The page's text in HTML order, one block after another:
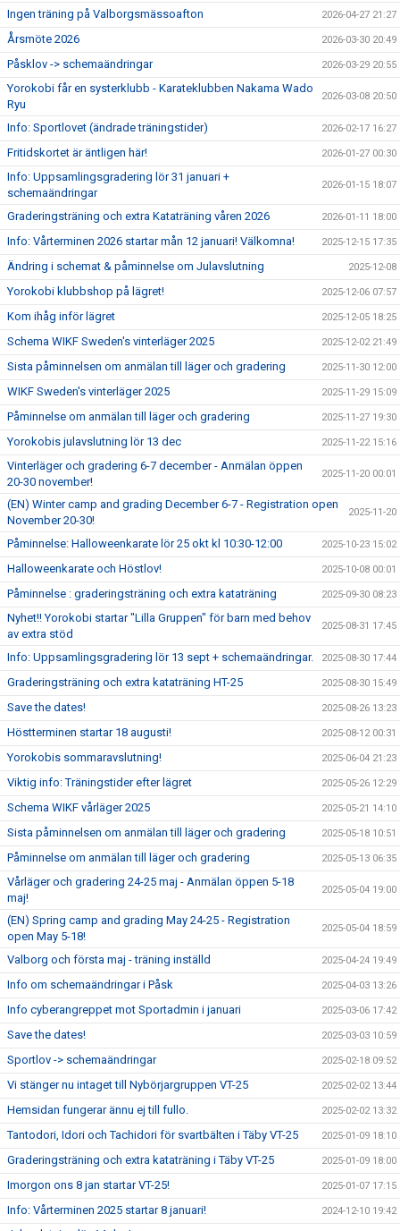
Ingen träning på Valborgsmässoafton 2026-04-27 21:27
Årsmöte 2026 2026-03-30 20:49
Påsklov -> schemaändringar 2026-03-29 20:55
Yorokobi får en systerklubb - Karateklubben Nakama Wado
Ryu
2026-03-08 20:50
Info: Sportlovet (ändrade träningstider) 2026-02-17 16:27
Fritidskortet är äntligen här! 2026-01-27 00:30
Info: Uppsamlingsgradering lör 31 januari +
schemaändringar
2026-01-15 18:07
Graderingsträning och extra Kataträning våren 2026 2026-01-11 18:00
Info: Vårterminen 2026 startar mån 12 januari! Välkomna! 2025-12-15 17:35
Ändring i schemat & påminnelse om Julavslutning 2025-12-08
Yorokobi klubbshop på lägret! 2025-12-06 07:57
Kom ihåg inför lägret 2025-12-05 18:25
Schema WIKF Sweden's vinterläger 2025 2025-12-02 21:49
Sista påminnelsen om anmälan till läger och gradering 2025-11-30 12:00
WIKF Sweden's vinterläger 2025 2025-11-29 15:09
Påminnelse om anmälan till läger och gradering 2025-11-27 19:30
Yorokobis julavslutning lör 13 dec 2025-11-22 15:16
Vinterläger och gradering 6-7 december - Anmälan öppen
20-30 november!
2025-11-20 00:01
(EN) Winter camp and grading December 6-7 - Registration open
November 20-30!
2025-11-20
Påminnelse: Halloweenkarate lör 25 okt kl 10:30-12:00 2025-10-23 15:02
Halloweenkarate och Höstlov! 2025-10-08 00:01
Påminnelse : graderingsträning och extra kataträning 2025-09-30 08:23
Nyhet!! Yorokobi startar "Lilla Gruppen" för barn med behov
av extra stöd
2025-08-31 17:45
Info: Uppsamlingsgradering lör 13 sept + schemaändringar. 2025-08-30 17:44
Graderingsträning och extra kataträning HT-25 2025-08-30 15:49
Save the dates! 2025-08-26 13:23
Höstterminen startar 18 augusti! 2025-08-12 00:31
Yorokobis sommaravslutning! 2025-06-04 21:23
Viktig info: Träningstider efter lägret 2025-05-26 12:29
Schema WIKF vårläger 2025 2025-05-21 14:10
Sista påminnelsen om anmälan till läger och gradering 2025-05-18 10:51
Påminnelse om anmälan till läger och gradering 2025-05-13 06:35
Vårläger och gradering 24-25 maj - Anmälan öppen 5-18
maj!
2025-05-04 19:00
(EN) Spring camp and grading May 24-25 - Registration
open May 5-18!
2025-05-04 18:59
Valborg och första maj - träning inställd 2025-04-24 19:49
Info om schemaändringar i Påsk 2025-04-03 13:26
Info cyberangreppet mot Sportadmin i januari 2025-03-06 17:42
Save the dates! 2025-03-03 10:59
Sportlov -> schemaändringar 2025-02-18 09:52
Vi stänger nu intaget till Nybörjargruppen VT-25 2025-02-02 13:44
Hemsidan fungerar ännu ej till fullo. 2025-02-02 13:32
Tantodori, Idori och Tachidori för svartbälten i Täby VT-25 2025-01-09 18:10
Graderingsträning och extra kataträning i Täby VT-25 2025-01-09 18:00
Imorgon ons 8 jan startar VT-25! 2025-01-07 17:15
Info: Vårterminen 2025 startar 8 januari! 2024-12-10 19:42